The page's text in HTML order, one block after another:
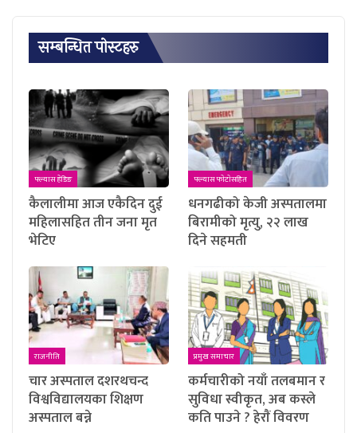
सम्बन्धित पाेस्टहरु
फ्ल्यास हेडिङ
कैलालीमा आज एकैदिन दुई
महिलासहित तीन जना मृत
भेटिए
फ्ल्यास फाेटाेसहित
धनगढीको केजी अस्पतालमा
बिरामीको मृत्यु, २२ लाख
दिने सहमती
राजनीति
चार अस्पताल दशरथचन्द
विश्वविद्यालयका शिक्षण
अस्पताल बन्ने
प्रमुख समाचार
कर्मचारीको नयाँ तलबमान र
सुविधा स्वीकृत, अब कस्ले
कति पाउने ? हेराैं विवरण